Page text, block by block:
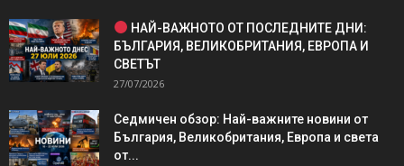
НАЙ-ВАЖНОТО ОТ ПОСЛЕДНИТЕ ДНИ:
БЪЛГАРИЯ, ВЕЛИКОБРИТАНИЯ, ЕВРОПА И
СВЕТЪТ
27/07/2026
Седмичен обзор: Най-важните новини от
България, Великобритания, Европа и света
от...